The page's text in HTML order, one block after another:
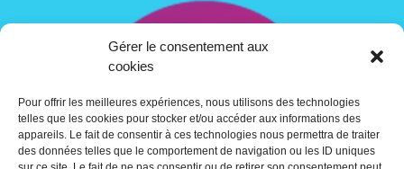
Gérer le consentement aux
cookies
Pour offrir les meilleures expériences, nous utilisons des technologies
telles que les cookies pour stocker et/ou accéder aux informations des
appareils. Le fait de consentir à ces technologies nous permettra de traiter
des données telles que le comportement de navigation ou les ID uniques